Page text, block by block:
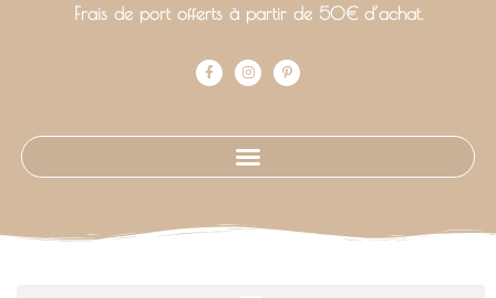
Frais de port offerts à partir de 50€ d’achat.